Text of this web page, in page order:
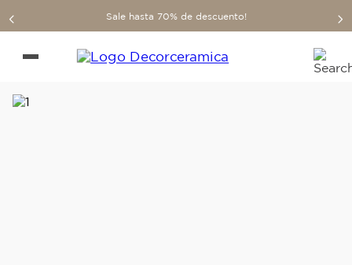
Sale hasta 70% de descuento!